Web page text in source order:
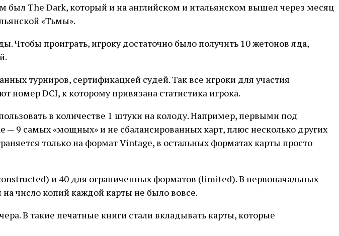
The Dark, который и на английском и итальянском вышел через месяц
«Тьмы».
Чтобы проиграть, игроку достаточно было получить 10 жетонов яда,
турниров, сертификацией судей. Так все игроки для участия
номер DCI, к которому привязана статистика игрока.
в количестве 1 штуки на колоду. Например, первыми под
9 самых «мощных» и не сбалансированных карт, плюс несколько других
только на формат Vintage, в остальных форматах карты просто
и 40 для ограниченных форматов (limited). В первоначальных
число копий каждой карты не было вовсе.
В такие печатные книги стали вкладывать карты, которые